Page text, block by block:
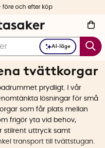
AI-läge
före och efter köp
tvättkorgar
prydligt. I vår
lösningar för små
som får plats mellan
frigör yta vid behov,
stilrent uttryck samt
transport till tvättstugan.